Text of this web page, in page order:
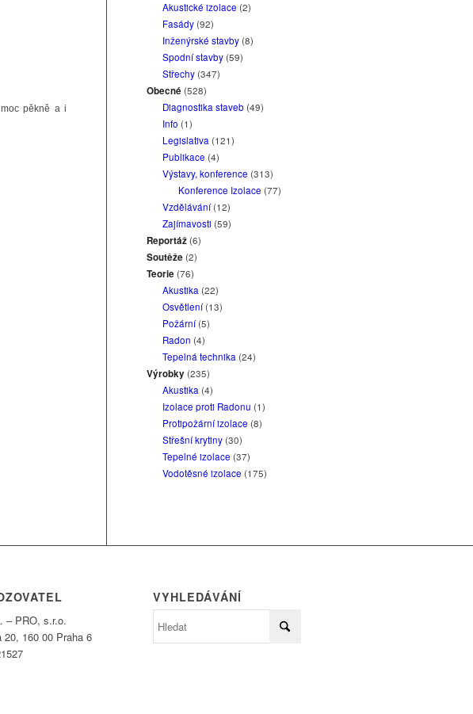
pěkně a i
Akustické izolace (2)
Fasády(92)
Inženýrské stavby(8)
Spodní stavby(59)
Střechy(347)
Obecné (528)
Diagnostika staveb (49)
Info (1)
Legislativa (121)
Publikace (4)
Výstavy, konference (313)
Konference Izolace (77)
Vzdělávání(12)
Zajímavosti (59)
Reportáž(6)
Soutěže (2)
Teorie (76)
Akustika (22)
Osvětlení(13)
Požární(5)
Radon (4)
Tepelná technika (24)
Výrobky(235)
Akustika (4)
Izolace proti Radonu (1)
Protipožární izolace (8)
Střešní krytiny(30)
Tepelné izolace (37)
Vodotěsné izolace (175)
– PRO, s.r.o.
20, 160 00 Praha 6
VYHLEDÁVÁNÍ